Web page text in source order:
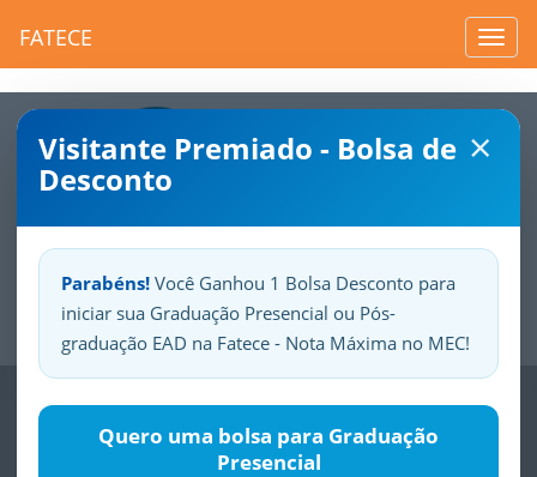
FATECE
×
Visitante Premiado - Bolsa de
Desconto
Parabéns! Você Ganhou 1 Bolsa Desconto para
iniciar sua Graduação Presencial ou Pós-
graduação EAD na Fatece - Nota Máxima no MEC!
Quero uma bolsa para Graduação
Presencial
SuaFatece.Seuorgulho.
Previous